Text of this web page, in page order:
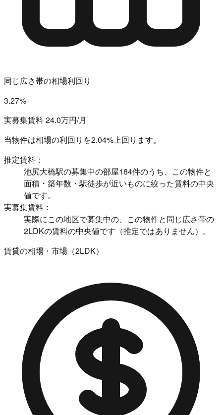
同じ広さ帯の相場利回り
3.27%
実募集賃料 24.0万円/月
当物件は相場の利回りを2.04%上回ります。
推定賃料：
池尻大橋駅の募集中の部屋184件のうち、この物件と
面積・築年数・駅徒歩が近いものに絞った賃料の中央
値です。
実募集賃料：
実際にこの地区で募集中の、この物件と同じ広さ帯の
2LDKの賃料の中央値です（推定ではありません）。
賃貸の相場・市場（2LDK）